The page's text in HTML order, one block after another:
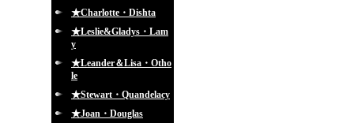
★Charlotte・Dishta
★Leslie&Gladys・Lam
y
★Leander＆Lisa・Otho
le
★Stewart・Quandelacy
★Joan・Douglas